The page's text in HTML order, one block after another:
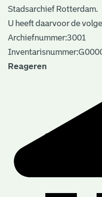
Stadsarchief Rotterdam.
U heeft daarvoor de
Archiefnummer:3001
Reageren